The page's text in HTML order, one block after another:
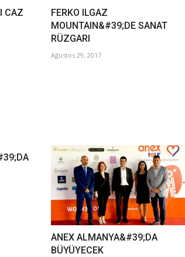
CAZ
FERKO ILGAZ
MOUNTAIN&#39;DE SANAT
RÜZGARI
Ağustos 29, 2017
ANEX ALMANYA&#39;DA
BÜYÜYECEK